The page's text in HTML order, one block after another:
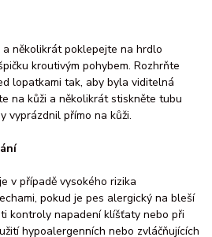
několikrát poklepejte na hrdlo
kroutivým pohybem. Rozhrňte
lopatkami tak, aby byla viditelná
na kůži a několikrát stiskněte tubu
vyprázdnil přímo na kůži.
v případě vysokého rizika
pokud je pes alergický na bleší
kontroly napadení klíšťaty nebo při
hypoalergenních nebo zvláčňujících